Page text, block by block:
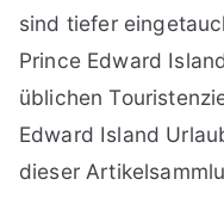
sind tiefer
Prince Edward
üblichen
Edward Island
dieser